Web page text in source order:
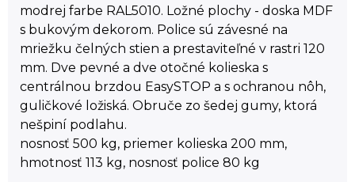
modrej farbe RAL5010. Ložné plochy - doska MDF
s bukovým dekorom. Police sú závesné na
mriežku čelných stien a prestaviteľné v rastri 120
mm. Dve pevné a dve otočné kolieska s
centrálnou brzdou EasySTOP a s ochranou nôh,
guličkové ložiská. Obruče zo šedej gumy, ktorá
nešpiní podlahu.
nosnosť 500 kg, priemer kolieska 200 mm,
hmotnosť 113 kg, nosnosť police 80 kg